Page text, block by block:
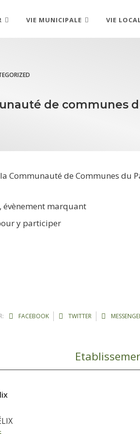
VIE MUNICIPALE VIE
de communes
Communauté de Communes du
évènement marquant
y participer
FACEBOOK TWITTER